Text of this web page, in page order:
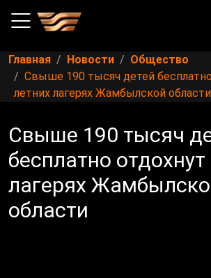
Главная Новости
Общество
Свыше 190 тысяч детей
летних лагерях Жамбылской области
Свыше 190 тысяч
бесплатно отдохнут
лагерях
области